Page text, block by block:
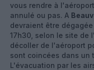
vous rendre à
annulé ou pas. A
devraient être
17h30, selon le site de
décoller de l'aéroport
sont coincées dans un
L'évacuation par les